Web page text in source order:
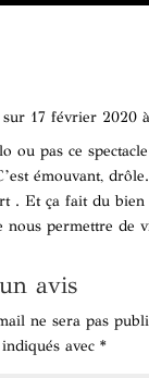
sur 17 février 2020
ou pas ce
émouvant, drôle.
. Et ça fait du bien
nous permettre de
avis
ne sera pas
avec *